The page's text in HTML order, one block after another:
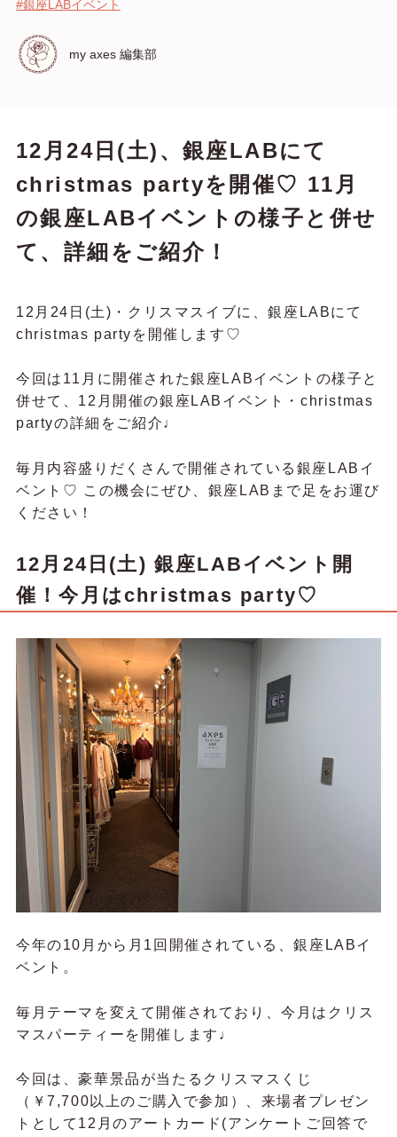
#銀座LABイベント
my axes 編集部
12月24日(土)、銀座LABにて
christmas partyを開催♡ 11月
の銀座LABイベントの様子と併せ
て、詳細をご紹介！
12月24日(土)・クリスマスイブに、銀座LABにて
christmas partyを開催します♡
今回は11月に開催された銀座LABイベントの様子と
併せて、12月開催の銀座LABイベント・christmas
partyの詳細をご紹介♩
毎月内容盛りだくさんで開催されている銀座LABイ
ベント♡ この機会にぜひ、銀座LABまで足をお運び
ください！
12月24日(土) 銀座LABイベント開
催！今月はchristmas party♡
今年の10月から月1回開催されている、銀座LABイ
ベント。
毎月テーマを変えて開催されており、今月はクリス
マスパーティーを開催します♩
今回は、豪華景品が当たるクリスマスくじ
（￥7,700以上のご購入で参加）、来場者プレゼン
トとして12月のアートカード(アンケートご回答で